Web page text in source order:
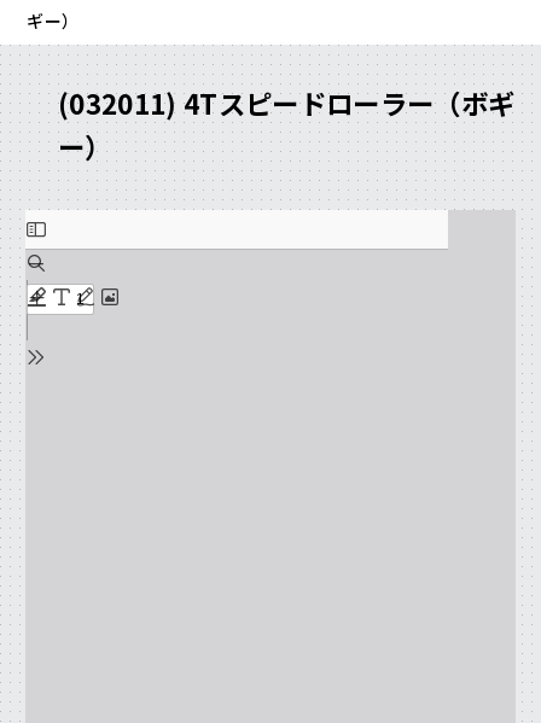
ギー）
(032011) 4Tスピードローラー（ボギ
ー）